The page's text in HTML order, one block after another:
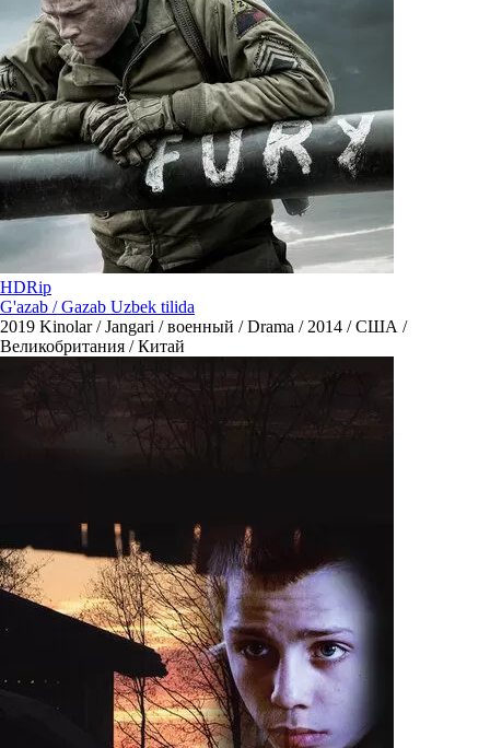
HDRip
G'azab / Gazab Uzbek tilida
2019 Kinolar / Jangari / военный / Drama / 2014 / США /
Великобритания / Китай